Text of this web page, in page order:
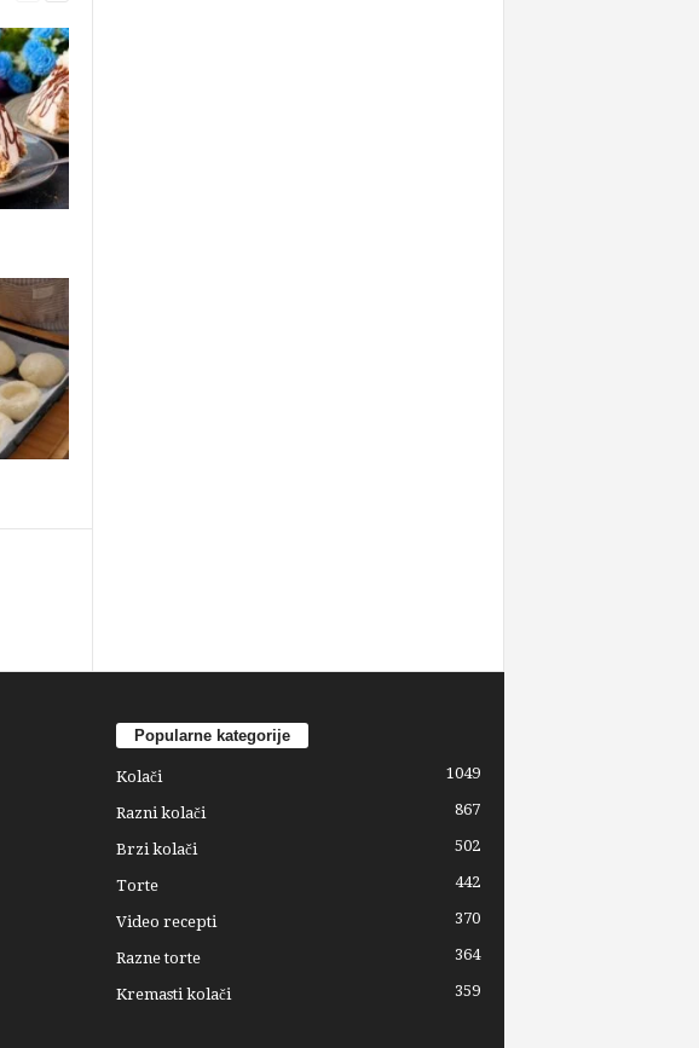
Popularne kategorije
Kolači 1049
Razni kolači 867
Brzi kolači 502
Torte 442
Video recepti 370
Razne torte 364
Kremasti kolači 359